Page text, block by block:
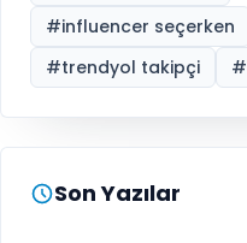
#influencer seçerken
#trendyol takipçi #
Son Yazılar